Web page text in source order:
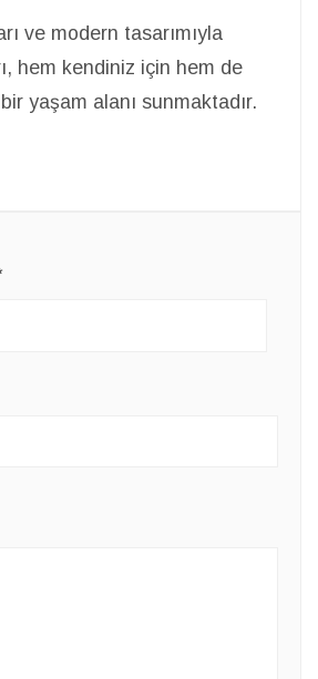
ve modern tasarımıyla
hem kendiniz için hem de
yaşam alanı sunmaktadır.